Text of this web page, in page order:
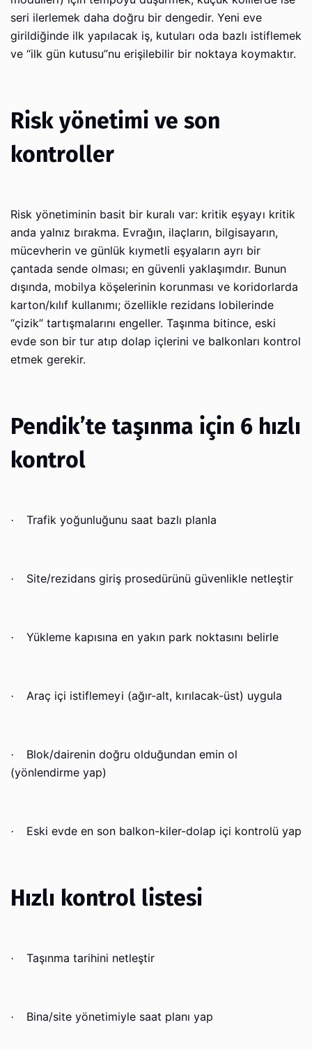
seri ilerlemek daha doğru bir dengedir. Yeni eve
girildiğinde ilk yapılacak iş, kutuları oda bazlı istiflemek
ve “ilk gün kutusu”nu erişilebilir bir noktaya koymaktır.
Risk yönetimi ve son
kontroller
Risk yönetiminin basit bir kuralı var: kritik eşyayı kritik
anda yalnız bırakma. Evrağın, ilaçların, bilgisayarın,
mücevherin ve günlük kıymetli eşyaların ayrı bir
çantada sende olması; en güvenli yaklaşımdır. Bunun
dışında, mobilya köşelerinin korunması ve koridorlarda
karton/kılıf kullanımı; özellikle rezidans lobilerinde
“çizik” tartışmalarını engeller. Taşınma bitince, eski
evde son bir tur atıp dolap içlerini ve balkonları kontrol
etmek gerekir.
Pendik’te taşınma için 6 hızlı
kontrol
· Trafik yoğunluğunu saat bazlı planla
· Site/rezidans giriş prosedürünü güvenlikle netleştir
· Yükleme kapısına en yakın park noktasını belirle
· Araç içi istiflemeyi (ağır-alt, kırılacak-üst) uygula
·
Blok/dairenin doğru olduğundan emin ol
(yönlendirme yap)
· Eski evde en son balkon-kiler-dolap içi kontrolü yap
Hızlı kontrol listesi
· Taşınma tarihini netleştir
· Bina/site yönetimiyle saat planı yap